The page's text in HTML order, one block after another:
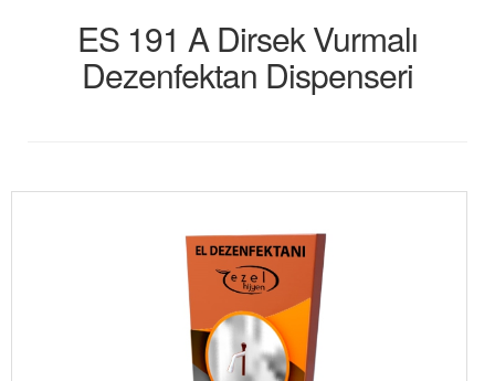
ES 191 A Dirsek Vurmalı
Dezenfektan Dispenseri